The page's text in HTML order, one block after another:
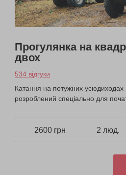
Прогулянка на
двох
534 відгуки
Катання на потужних
розроблений спеціально для
2600 грн 2 люд.